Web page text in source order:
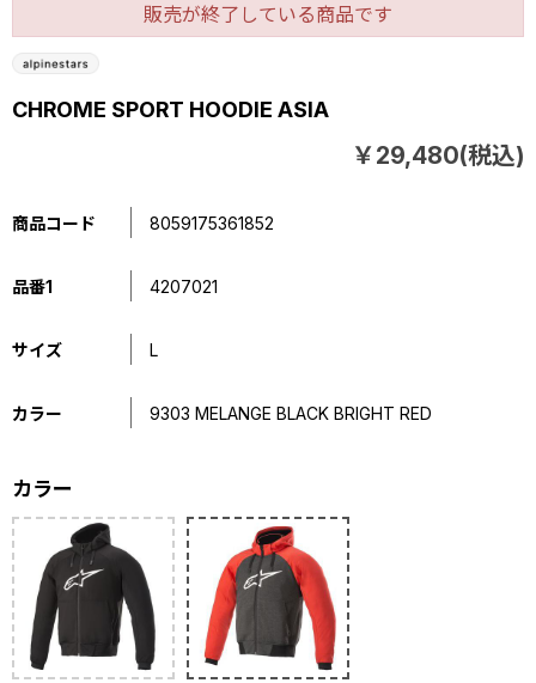
CHROME SPORT HOODIE ASIA
￥29,480(税込)
商品コード 8059175361852
品番1 4207021
サイズ L
カラー 9303 MELANGE BLACK BRIGHT RED
カラー
販売が終了している商品です